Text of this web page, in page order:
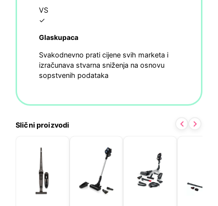
VS
✓
Glaskupaca
Svakodnevno prati cijene svih marketa i
izračunava stvarna sniženja na osnovu
sopstvenih podataka
Slični proizvodi